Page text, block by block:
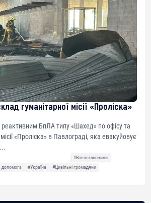
гуманітарної місії «Проліска»
реактивним БпЛА типу «Шахед» по офісу та
«Проліска» в Павлограді, яка евакуйовує
#Воєнні злочини
допомога #Україна
#Цивільні громадяни